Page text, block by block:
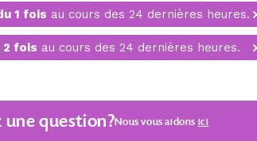
1 fois au cours des 24 dernières heures.
2 fois au cours des 24 dernières heures.
une question?Nous vous aidons ici